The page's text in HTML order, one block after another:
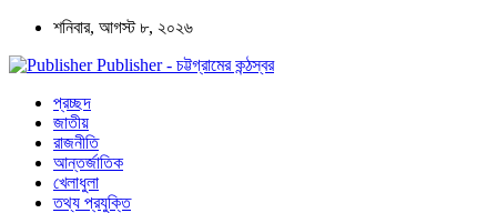
শনিবার, আগস্ট ৮, ২০২৬
Publisher - চট্টগ্রামের কন্ঠস্বর
প্রচ্ছদ
জাতীয়
রাজনীতি
আন্তর্জাতিক
খেলাধুলা
তথ্য প্রযুক্তি